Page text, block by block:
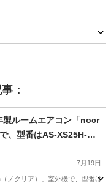
：
製ルームエアコン「nocr
、型番はAS-XS25H-W
7月19日
ノクリア）」室外機で、型番は